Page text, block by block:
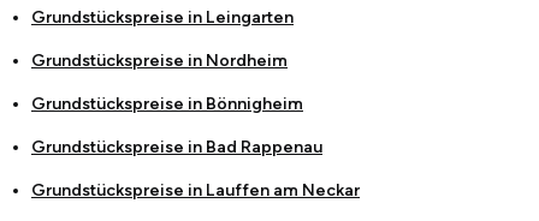
Grundstückspreise in Leingarten
Grundstückspreise in Nordheim
Grundstückspreise in Bönnigheim
Grundstückspreise in Bad Rappenau
Grundstückspreise in Lauffen am Neckar